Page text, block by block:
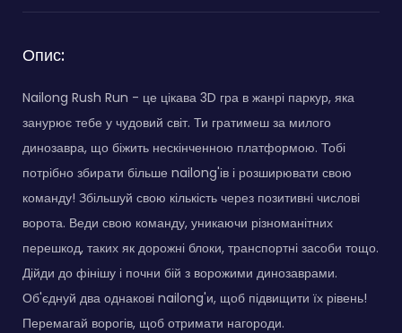
Опис:
Nailong Rush Run - це цікава 3D гра в жанрі паркур, яка
занурює тебе у чудовий світ. Ти гратимеш за милого
динозавра, що біжить нескінченною платформою. Тобі
потрібно збирати більше nailong'ів і розширювати свою
команду! Збільшуй свою кількість через позитивні числові
ворота. Веди свою команду, уникаючи різноманітних
перешкод, таких як дорожні блоки, транспортні засоби тощо.
Дійди до фінішу і почни бій з ворожими динозаврами.
Об'єднуй два однакові nailong'и, щоб підвищити їх рівень!
Перемагай ворогів, щоб отримати нагороди.